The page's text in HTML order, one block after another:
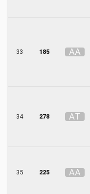
33 185 АА
34 278 АТ
35 225 АА